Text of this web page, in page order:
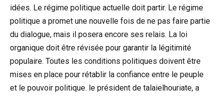
idées. Le régime politique actuelle doit partir. Le régime
politique a promet une nouvelle fois de ne pas faire partie
du dialogue, mais il posera encore ses relais. La loi
organique doit être révisée pour garantir la légitimité
populaire. Toutes les conditions politiques doivent être
mises en place pour rétablir la confiance entre le peuple
et le pouvoir politique. le président de talaielhouriate, a